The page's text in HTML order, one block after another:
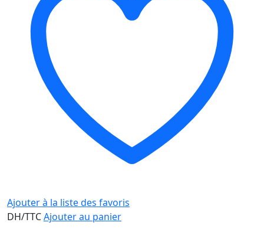
Ajouter à la liste des favoris
DH/TTCAjouter au panier